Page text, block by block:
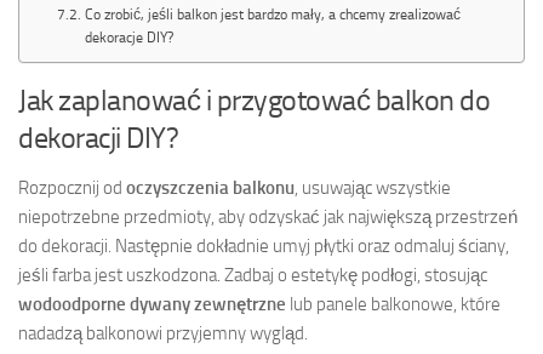
Co zrobić, jeśli balkon jest bardzo mały, a chcemy zrealizować
dekoracje DIY?
Jak zaplanować i przygotować balkon do
dekoracji DIY?
Rozpocznij od oczyszczenia balkonu , usuwając wszystkie
niepotrzebne przedmioty, aby odzyskać jak największą przestrzeń
do dekoracji. Następnie dokładnie umyj płytki oraz odmaluj ściany,
jeśli farba jest uszkodzona. Zadbaj o estetykę podłogi, stosując
wodoodporne dywany zewnętrzne lub panele balkonowe, które
nadadzą balkonowi przyjemny wygląd.